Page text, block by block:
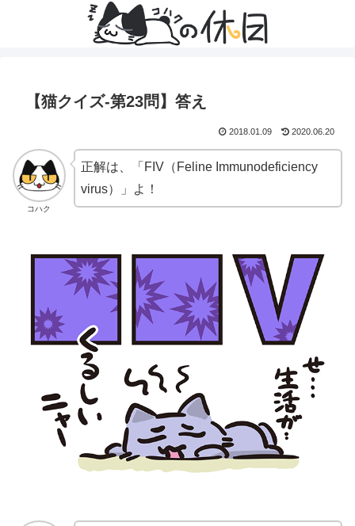
【猫クイズ-第23問】答え
2018.01.09 2020.06.20
コハク
正解は、「FIV（Feline Immunodeficiency
virus）」よ！